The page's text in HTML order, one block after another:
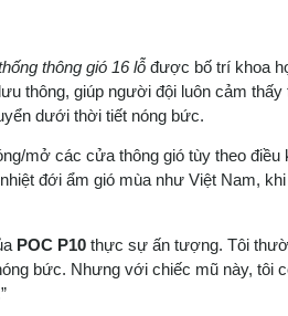
thông gió 16 lỗ được bố trí khoa
thông, giúp người đội luôn cảm thấy
dưới thời tiết nóng bức.
mở các cửa thông gió tùy theo điều
đới ẩm gió mùa như Việt Nam,
POC P10 thực sự ấn tượng. Tôi
bức. Nhưng với chiếc mũ này, tôi